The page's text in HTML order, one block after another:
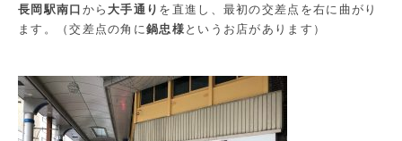
長岡駅南口から 大手通り を直進し、最初の交差点を右に曲がり
ます。（交差点の角に鍋忠様というお店があります）